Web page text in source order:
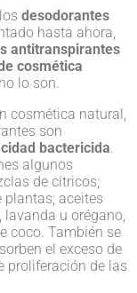
desodorantes
hasta ahora,
antitranspirantes
cosmética
lo son.
cosmética natural,
son
bactericida.
algunos
de cítricos;
plantas; aceites
lavanda u orégano,
coco. También se
el exceso de
proliferación de las